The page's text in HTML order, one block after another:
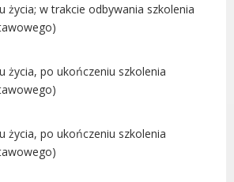
Społecznych
Lokalna Organizacja
życia; w trakcie odbywania szkolenia
życia, po ukończeniu szkolenia
życia, po ukończeniu szkolenia